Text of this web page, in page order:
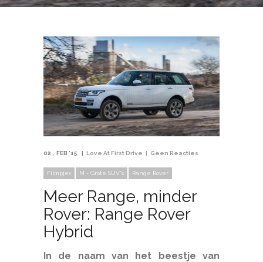
02 FEB '15 Love At First Drive Geen Reacties
Filmpjes M - Grote SUV's Range Rover
Meer Range, minder
Rover: Range Rover
Hybrid
In de naam van het beestje van